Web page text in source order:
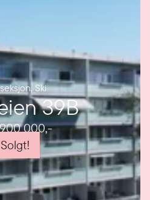
,Ski
39B
000,-
Solgt!